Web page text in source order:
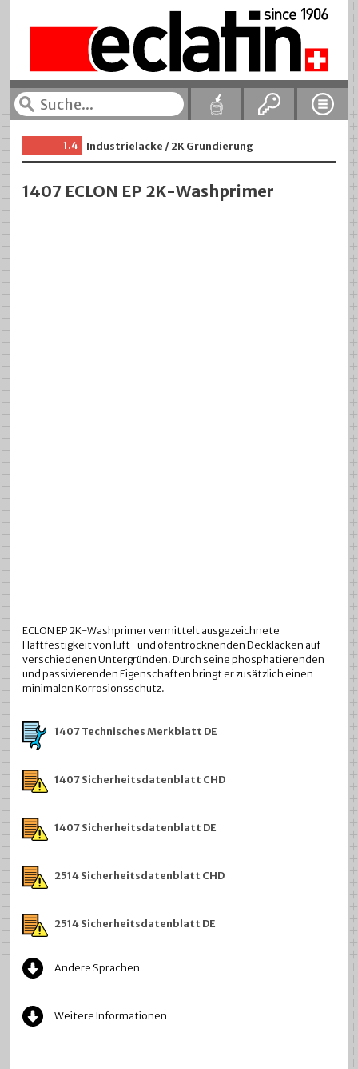
1.4 Industrielacke / 2K Grundierung
1407 ECLON EP 2K-Washprimer
ECLON EP 2K-Washprimer vermittelt ausgezeichnete
Haftfestigkeit von luft- und ofentrocknenden Decklacken auf
verschiedenen Untergründen. Durch seine phosphatierenden
und passivierenden Eigenschaften bringt er zusätzlich einen
minimalen Korrosionsschutz.
1407 Technisches Merkblatt DE
1407 Sicherheitsdatenblatt CHD
1407 Sicherheitsdatenblatt DE
2514 Sicherheitsdatenblatt CHD
2514 Sicherheitsdatenblatt DE
Andere Sprachen
Weitere Informationen